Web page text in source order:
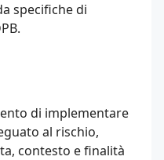
specifiche di
di implementare
al rischio,
contesto e finalità